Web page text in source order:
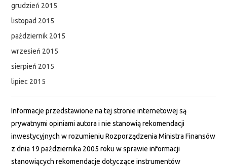
grudzień 2015
listopad 2015
październik 2015
wrzesień 2015
sierpień 2015
lipiec 2015
Informacje przedstawione na tej stronie internetowej są
prywatnymi opiniami autora i nie stanowią rekomendacji
inwestycyjnych w rozumieniu Rozporządzenia Ministra Finansów
z dnia 19 października 2005 roku w sprawie informacji
stanowiących rekomendacje dotyczące instrumentów